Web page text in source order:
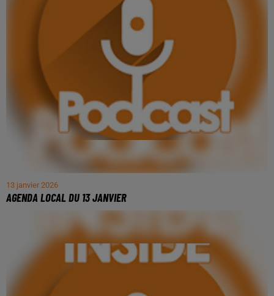
13 janvier 2026
AGENDA LOCAL DU 13 JANVIER